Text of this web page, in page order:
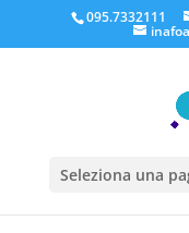
095.7332111
Seleziona una